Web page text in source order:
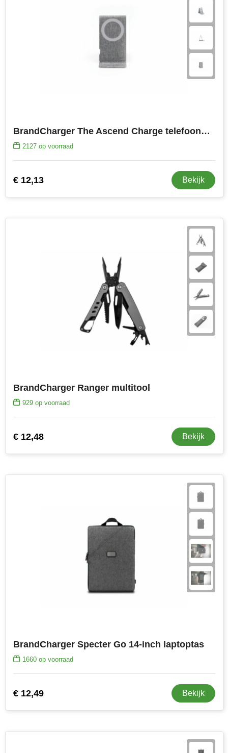
BrandCharger The Ascend Charge telefoonhouder
2127op voorraad
€ 12,13 Bekijk
BrandCharger Ranger multitool
929op voorraad
€ 12,48 Bekijk
BrandCharger Specter Go 14-inch laptoptas
1660op voorraad
€ 12,49 Bekijk